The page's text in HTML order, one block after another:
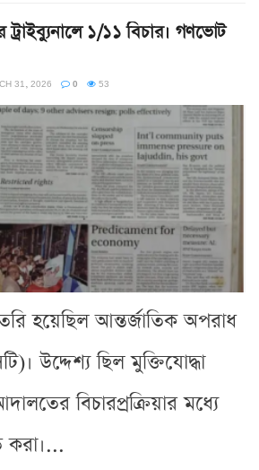
ট্রাইব্যুনালে ১/১১ বিচার। গণভোট
31, 2026 0 53
হয়েছিল আন্তর্জাতিক অপরাধ
উদ্দেশ্য ছিল মুক্তিযোদ্ধা
বিচারপ্রক্রিয়ার মধ্যে
করা।...